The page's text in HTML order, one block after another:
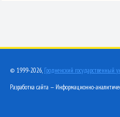
© 1999-2026, Гродненский государственный
Разработка сайта — Информационно-